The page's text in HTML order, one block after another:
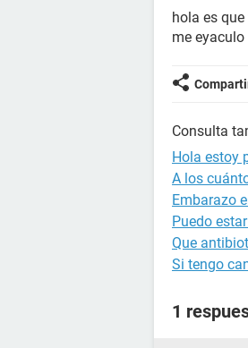
hola es
me
Consulta
Hola estoy
A los
Embarazo
Puedo
Que
Si tengo
1